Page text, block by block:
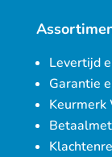
Levertijd
Garantie